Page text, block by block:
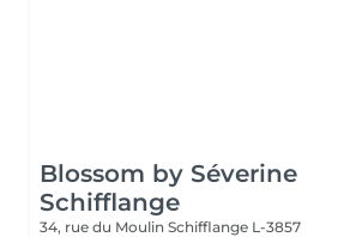
Blossom by Séverine
Schifflange
34, rue du Moulin Schifflange L-3857